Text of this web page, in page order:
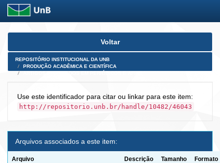
Skip
Voltar
REPOSITÓRIO INSTITUCIONAL DA UNB
PRODUÇÃO ACADÊMICA E CIENTÍFICA
Use este identificador para citar ou linkar para este item:
http://repositorio.unb.br/handle/10482/46043
Arquivos associados a este item:
Arquivo Descrição Tamanho Formato